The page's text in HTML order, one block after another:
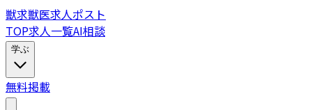
獣求獣医求人ポスト
TOP求人一覧AI相談
学ぶ
無料掲載